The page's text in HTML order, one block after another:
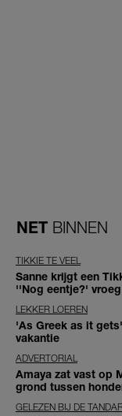
NET BINNEN
TIKKIE TE VEEL
Sanne krijgt een
''Nog eentje?'
LEKKER LOEREN
'As Greek as it
vakantie
ADVERTORIAL
Amaya zat vast op
grond tussen
GELEZEN BIJ DE